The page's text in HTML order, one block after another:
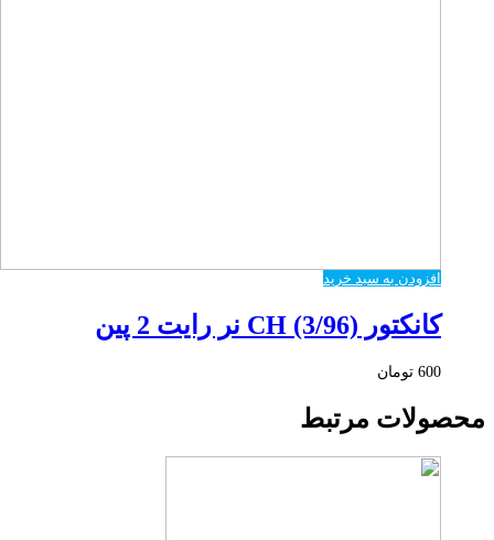
افزودن به سبد خرید
کانکتور CH (3/96) نر رایت 2 پین
600 تومان
محصولات مرتبط